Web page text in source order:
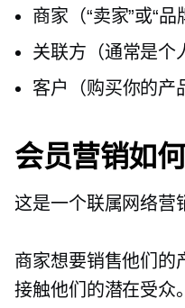
商家（“卖家”或“品
关联方（通常是个
客户（购买你的产
会员营销如何
这是一个联属网络营
商家想要销售他们的
接触他们的潜在受众